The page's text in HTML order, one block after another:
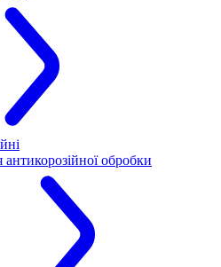
антикорозійної обробки